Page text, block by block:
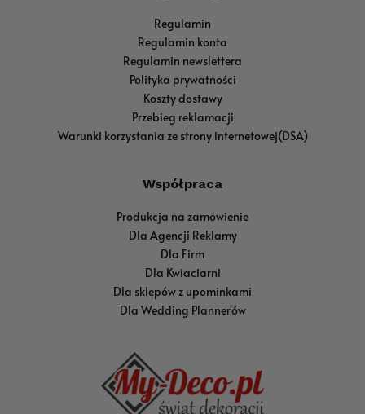
Regulamin
Regulamin konta
Regulamin newslettera
Polityka prywatności
Koszty dostawy
Przebieg reklamacji
Warunki korzystania ze strony internetowej(DSA)
Współpraca
Produkcja na zamowienie
Dla Agencji Reklamy
Dla Firm
Dla Kwiaciarni
Dla sklepów z upominkami
Dla Wedding Planner'ów